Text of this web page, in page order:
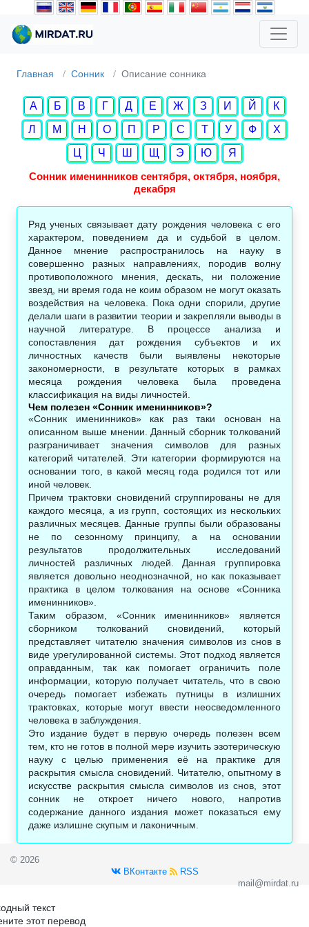
Главная Сонник Описание сонника
А Б В Г Д Е Ж З И Й
К
Л
М Н О П Р С Т У Ф
Х
Ц
Ч Ш Щ Э Ю
Я
Сонник именинников сентября, октября, ноября,
декабря
Ряд ученых связывает дату рождения человека с его
характером, поведением да и судьбой в целом.
Данное мнение распространилось на науку в
совершенно разных направлениях, породив волну
противоположного мнения, дескать, ни положение
звезд, ни время года не коим образом не могут оказать
воздействия на человека. Пока одни спорили, другие
делали шаги в развитии теории и закрепляли выводы в
научной литературе. В процессе анализа и
сопоставления дат рождения субъектов и их
личностных качеств были выявлены некоторые
закономерности, в результате которых в рамках
месяца рождения человека была проведена
классификация на виды личностей.
Чем полезен «Сонник именинников»?
«Сонник именинников» как раз таки основан на
описанном выше мнении. Данный сборник толкований
разграничивает значения символов для разных
категорий читателей. Эти категории формируются на
основании того, в какой месяц года родился тот или
иной человек.
Причем трактовки сновидений сгруппированы не для
каждого месяца, а из групп, состоящих из нескольких
различных месяцев. Данные группы были образованы
не по сезонному принципу, а на основании
результатов продолжительных исследований
личностей различных людей. Данная группировка
является довольно неоднозначной, но как показывает
практика в целом толкования на основе «Сонника
именинников».
Таким образом, «Сонник именинников» является
сборником толкований сновидений, который
представляет читателю значения символов из снов в
виде урегулированной системы. Этот подход является
оправданным, так как помогает ограничить поле
информации, которую получает читатель, что в свою
очередь помогает избежать путницы в излишних
трактовках, которые могут ввести неосведомленного
человека в заблуждения.
Это издание будет в первую очередь полезен всем
тем, кто не готов в полной мере изучить эзотерическую
науку с целью применения её на практике для
раскрытия смысла сновидений. Читателю, опытному в
искусстве раскрытия смысла символов из снов, этот
сонник не откроет ничего нового, напротив
содержание данного издания может показаться ему
даже излишне скупым и лаконичным.
© 2026
ВКонтакте
RSS
mail@mirdat.ru
текст
этот перевод